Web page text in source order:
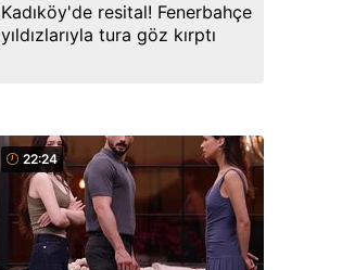
Kadıköy'de resital! Fenerbahçe
yıldızlarıyla tura göz kırptı
22:24